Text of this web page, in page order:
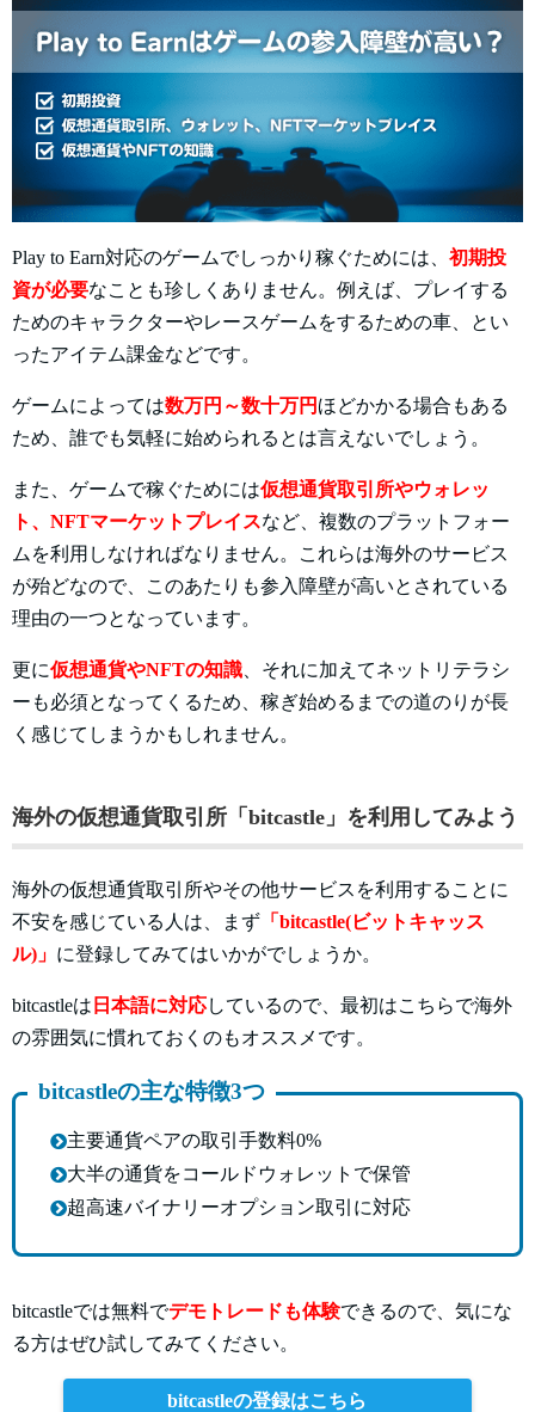
Play to Earn対応のゲームでしっかり稼ぐためには、 初期投
資が必要なことも珍しくありません。例えば、プレイする
ためのキャラクターやレースゲームをするための車、とい
ったアイテム課金などです。
ゲームによっては数万円～数十万円 ほどかかる場合もある
ため、誰でも気軽に始められるとは言えないでしょう。
また、ゲームで稼ぐためには仮想通貨取引所やウォレッ
ト、NFTマーケットプレイスなど、複数のプラットフォー
ムを利用しなければなりません。これらは海外のサービス
が殆どなので、このあたりも参入障壁が高いとされている
理由の一つとなっています。
更に仮想通貨やNFTの知識 、それに加えてネットリテラシ
ーも必須となってくるため、稼ぎ始めるまでの道のりが長
く感じてしまうかもしれません。
海外の仮想通貨取引所「bitcastle」を利用してみよう
海外の仮想通貨取引所やその他サービスを利用することに
不安を感じている人は、まず 「bitcastle(ビットキャッス
ル)」 に登録してみてはいかがでしょうか。
bitcastleは 日本語に対応しているので、最初はこちらで海外
の雰囲気に慣れておくのもオススメです。
bitcastleの主な特徴3つ
主要通貨ペアの取引手数料0%
大半の通貨をコールドウォレットで保管
超高速バイナリーオプション取引に対応
bitcastleでは無料でデモトレードも体験できるので、気にな
る方はぜひ試してみてください。
bitcastleの登録はこちら